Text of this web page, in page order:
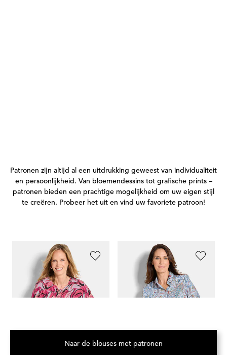
Patronen zijn altijd al een uitdrukking geweest van individualiteit
en persoonlijkheid. Van bloemendessins tot grafische prints –
patronen bieden een prachtige mogelijkheid om uw eigen stijl
te creëren. Probeer het uit en vind uw favoriete patroon!
GOLDNER
59,95 €109,95 €
GOLDNER
89,95 €
Naar de blouses met patronen
(Opent in een nieuw tabblad)